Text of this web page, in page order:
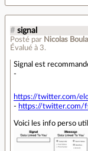
# signal
Posté par Nicolas
Évalué à 3.
Signal est
-
https://twitter.com/
- https://
Voici les info perso